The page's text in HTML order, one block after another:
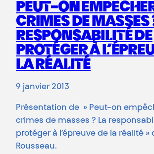
PEUT-ON
CRIMES DE MASSES
RESPONSABILITÉ DE
PROTÉGER À
LA RÉALITÉ
9 janvier 2013
Présentation de » Peut-on
crimes de masses ? La
protéger à l’épreuve de la réalité »
Rousseau.